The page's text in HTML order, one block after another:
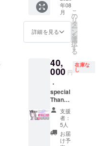
り色紙
※どなた
に名前
を書い
す。 ※
記載す
るお名
前とど
なたに
お名前
を書い
てほし
いかを
支援時
に「備
ド ・GL
ドラマ
CD「午
前1時23
分のプ
リム
おまけ
CD ※
キャス
トトー
ク ・
「井澤
詩織さ
ん」直
筆サイ
ン入り
色紙 ※
年08
月
詳細を見る
こ
の
リ
タ
ー
ン
を
選
択
す
る
40,
000 円
在庫な
し
・
special
Thanks
にクレ
ジット
記載 ・
SS付き
イラス
支援
者：
5人
お届
け予